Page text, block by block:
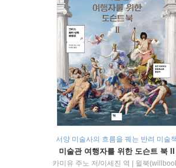
서양 미술사의 흐름을 꿰는 반려 미술
미술관 여행자를 위한 도슨트 북 II
카미유 주노 저/이세진 역
윌북